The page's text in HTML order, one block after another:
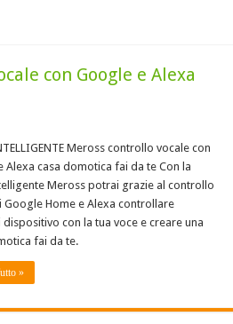
con Google e Alexa
Meross controllo vocale con
Alexa casa domotica fai da te Con la
Meross potrai grazie al controllo
Google Home e Alexa controllare
dispositivo con la tua voce e creare una
fai da te.
»